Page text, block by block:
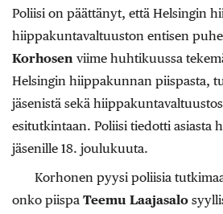
Poliisi on päättänyt, että Helsingin
hiippakuntavaltuuston entisen
Korhosen viime huhtikuussa
Helsingin hiippakunnan piispasta,
jäsenistä sekä
esitutkintaan. Poliisi tiedotti asiasta
jäsenille 18. joulukuuta.
Korhonen pyysi poliisia
onko piispa Teemu Laajasalo